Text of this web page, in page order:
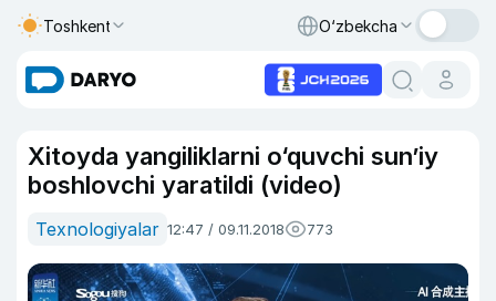
Toshkent O‘zbekcha
Xitoyda yangiliklarni o‘quvchi sun’iy
boshlovchi yaratildi (video)
Texnologiyalar 12:47 / 09.11.2018 773